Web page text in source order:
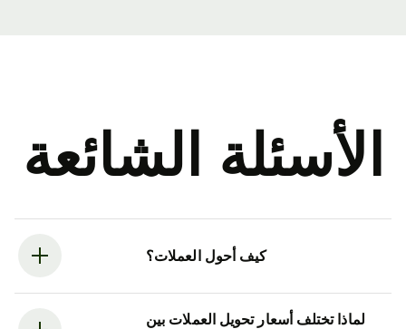
الأسئلة الشائعة
كيف أحول العملات؟
لماذا تختلف أسعار تحويل العملات بين